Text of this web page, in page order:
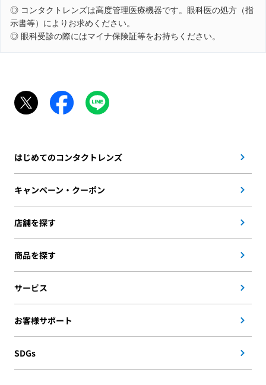
◎ コンタクトレンズは高度管理医療機器です。眼科医の処方（指
示書等）によりお求めください。
◎ 眼科受診の際にはマイナ保険証等をお持ちください。
はじめてのコンタクトレンズ
キャンペーン・クーポン
店舗を探す
商品を探す
サービス
お客様サポート
SDGs